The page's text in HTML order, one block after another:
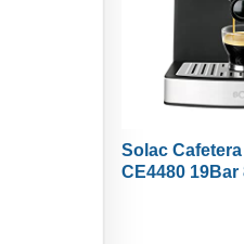
Solac
CE4480 19Bar